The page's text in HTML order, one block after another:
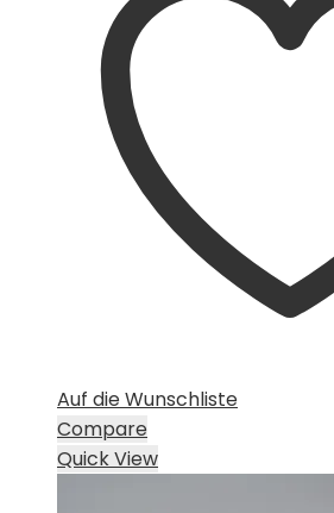
Auf die Wunschliste
Compare
Quick View